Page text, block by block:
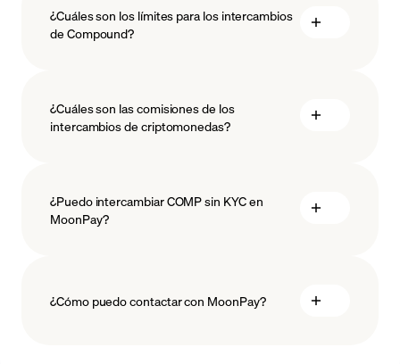
¿Cuáles son los límites para los intercambios
de Compound?
¿Cuáles son las comisiones de los
intercambios de criptomonedas?
¿Puedo intercambiar COMP sin KYC en
MoonPay?
¿Cómo puedo contactar con MoonPay?